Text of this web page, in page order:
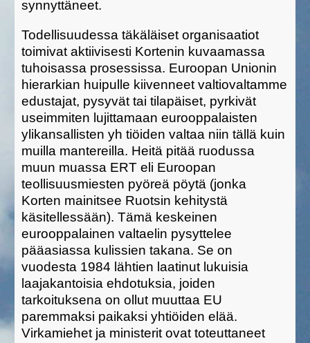
synnyttäneet.
Todellisuudessa täkäläiset organisaatiot
toimivat aktiivisesti Kortenin kuvaamassa
tuhoisassa prosessissa. Euroopan Unionin
hierarkian huipulle kiivenneet valtiovaltamme
edustajat, pysyvät tai tilapäiset, pyrkivät
useimmiten lujittamaan eurooppalaisten
ylikansallisten yh tiöiden valtaa niin tällä kuin
muilla mantereilla. Heitä pitää ruodussa
muun muassa ERT eli Euroopan
teollisuusmiesten pyöreä pöytä (jonka
Korten mainitsee Ruotsin kehitystä
käsitellessään). Tämä keskeinen
eurooppalainen valtaelin pysyttelee
pääasiassa kulissien takana. Se on
vuodesta 1984 lähtien laatinut lukuisia
laajakantoisia ehdotuksia, joiden
tarkoituksena on ollut muuttaa EU
paremmaksi paikaksi yhtiöiden elää.
Virkamiehet ja ministerit ovat toteuttaneet